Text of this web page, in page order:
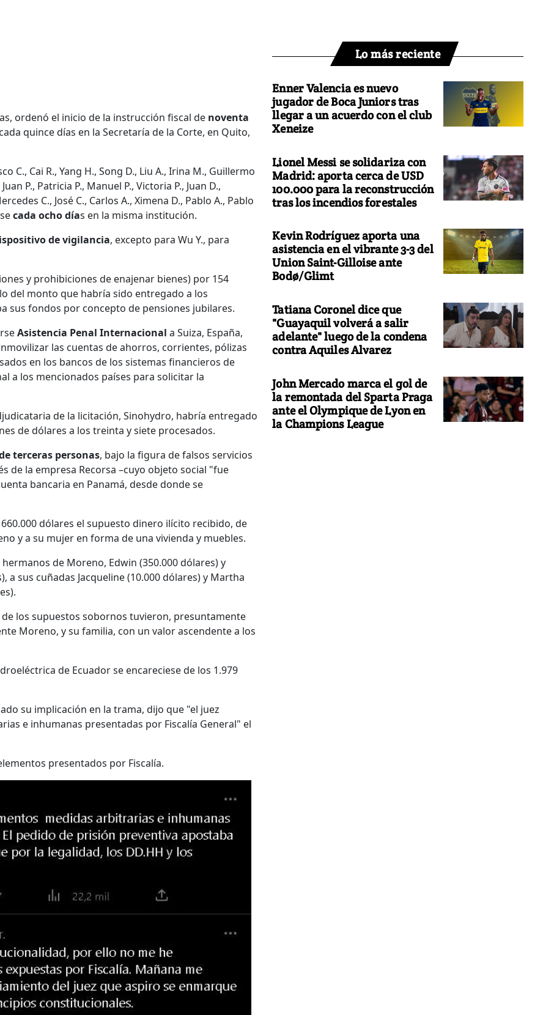
ordenó el inicio de la instrucción fiscal de noventa
cada quince días en la Secretaría de la Corte, en Quito,
C., Cai R., Yang H., Song D., Liu A., Irina M., Guillermo
P., Patricia P., Manuel P., Victoria P., Juan D.,
C., José C., Carlos A., Ximena D., Pablo A., Pablo
cada ocho días en la misma institución.
de vigilancia, excepto para Wu Y., para
y prohibiciones de enajenar bienes) por 154
del monto que habría sido entregado a los
sus fondos por concepto de pensiones jubilares.
Asistencia Penal Internacional a Suiza, España,
las cuentas de ahorros, corrientes, pólizas
en los bancos de los sistemas financieros de
a los mencionados países para solicitar la
de la licitación, Sinohydro, habría entregado
de dólares a los treinta y siete procesados.
terceras personas, bajo la figura de falsos servicios
de la empresa Recorsa –cuyo objeto social "fue
bancaria en Panamá, desde donde se
dólares el supuesto dinero ilícito recibido, de
y a su mujer en forma de una vivienda y muebles.
de Moreno, Edwin (350.000 dólares) y
a sus cuñadas Jacqueline (10.000 dólares) y Martha
los supuestos sobornos tuvieron, presuntamente
Moreno, y su familia, con un valor ascendente a los
de Ecuador se encareciese de los 1.979
su implicación en la trama, dijo que "el juez
e inhumanas presentadas por Fiscalía General" el
presentados por Fiscalía.
Lo más reciente
Enner Valencia es nuevo
jugador de Boca Juniors tras
llegar a un acuerdo con el club
Xeneize
Lionel Messi se solidariza con
Madrid: aporta cerca de USD
100.000 para la reconstrucción
tras los incendios forestales
Kevin Rodríguez aporta una
asistencia en el vibrante 3-3 del
Union Saint-Gilloise ante
Bodø/Glimt
Tatiana Coronel dice que
"Guayaquil volverá a salir
adelante" luego de la condena
contra Aquiles Alvarez
John Mercado marca el gol de
la remontada del Sparta Praga
ante el Olympique de Lyon en
la Champions League